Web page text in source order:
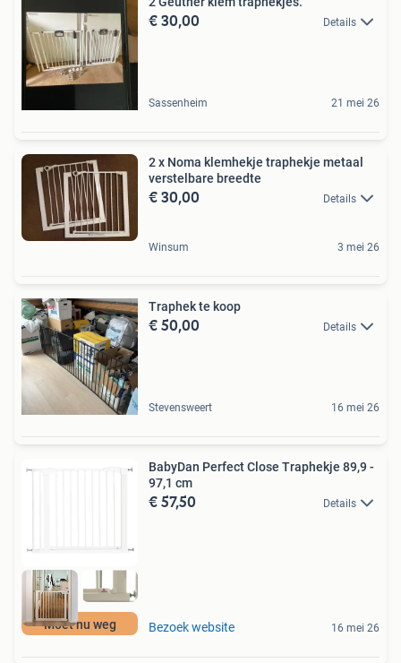
€ 30,00 Details
Sassenheim 21 mei 26
2 x Noma klemhekje traphekje metaal
verstelbare breedte
€ 30,00 Details
Winsum 3 mei 26
Traphek te koop
€ 50,00 Details
Stevensweert 16 mei 26
Moet nu weg
BabyDan Perfect Close Traphekje 89,9 -
97,1 cm
€ 57,50 Details
Bezoek website 16 mei 26